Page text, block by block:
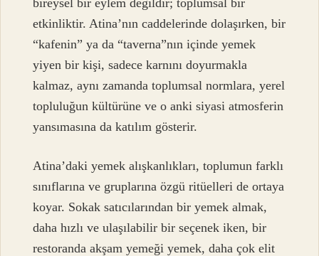
etkinliktir. Atina’nın caddelerinde dolaşırken, bir
“kafenin” ya da “taverna”nın içinde yemek
yiyen bir kişi, sadece karnını doyurmakla
kalmaz, aynı zamanda toplumsal normlara, yerel
topluluğun kültürüne ve o anki siyasi atmosferin
yansımasına da katılım gösterir.
Atina’daki yemek alışkanlıkları, toplumun farklı
sınıflarına ve gruplarına özgü ritüelleri de ortaya
koyar. Sokak satıcılarından bir yemek almak,
daha hızlı ve ulaşılabilir bir seçenek iken, bir
restoranda akşam yemeği yemek, daha çok elit